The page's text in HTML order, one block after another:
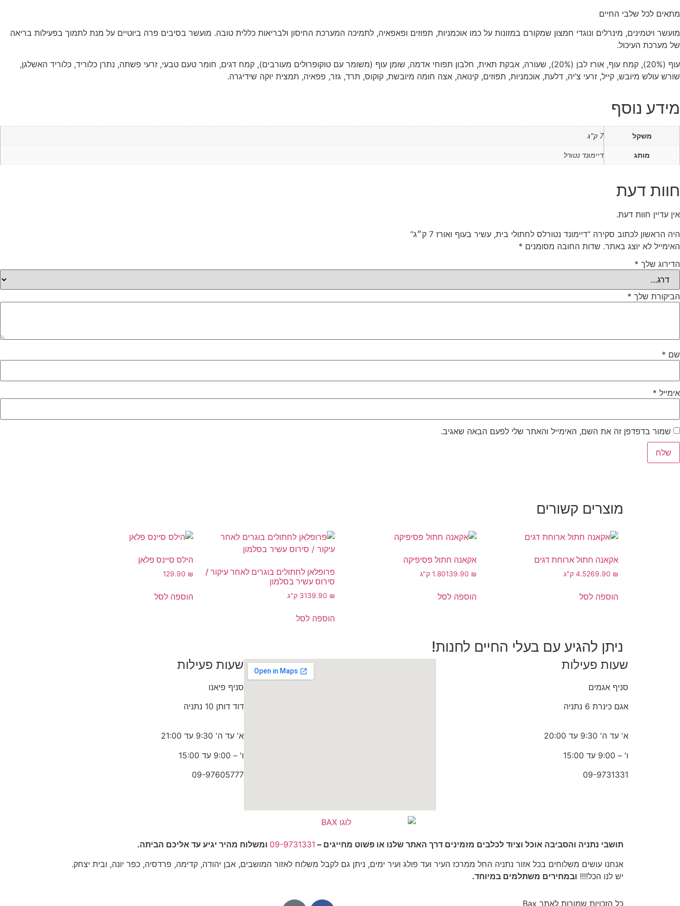
מתאים לכל שלבי החיים
מועשר ויטמינים, מינרלים ונוגדי חמצון שמקורם במזונות על כמו אוכמניות, תפוזים ופאפאיה, לתמיכה המערכת החיסון ולבריאות כללית טובה. מועשר בסיבים פרה ביוטיים על מנת לתמוך בפעילות בריאה
של מערכת העיכול.
עוף (20%), קמח עוף, אורז לבן (20%), שעורה, אבקת תאית, חלבון תפוחי אדמה, שומן עוף (משומר עם טוקופרולים מעורבים), קמח דגים, חומר טעם טבעי, זרעי פשתה, נתרן כלוריד, כלוריד האשלגן,
שורש עולש מיובש, קייל, זרעי צ’יה, דלעת, אוכמניות, תפוזים, קינואה, אצה חומה מיובשת, קוקוס, תרד, גזר, פפאיה, תמצית יוקה שידיגרה.
מידע נוסף
משקל 7 ק"ג
מותג דיימונד נטורל
חוות דעת
אין עדיין חוות דעת.
היה הראשון לכתוב סקירה “דיימונד נטורלס לחתולי בית, עשיר בעוף ואורז 7 ק״ג”
האימייל לא יוצג באתר. שדות החובה מסומנים *
הדירוג שלך *
הביקורת שלך *
שם *
אימייל *
שמור בדפדפן זה את השם, האימייל והאתר שלי לפעם הבאה שאגיב.
מוצרים קשורים
אקאנה חתול ארוחת דגים
269.90 ₪ 4.5 ק"ג
הוספה לסל
אקאנה חתול פסיפיקה
139.90 ₪ 1.80 ק"ג
הוספה לסל
פרופלאן לחתולים בוגרים לאחר עיקור /
סירוס עשיר בסלמון
139.90 ₪ 3 ק"ג
הוספה לסל
הילס סיינס פלאן
129.90 ₪
הוספה לסל
ניתן להגיע עם בעלי החיים לחנות!
שעות פעילות
סניף אגמים
אגם כינרת 6 נתניה
א' עד ה' 9:30 עד 20:00
ו' – 9:00 עד 15:00
09-9731331
שעות פעילות
סניף פיאנו
דוד דותן 10 נתניה
א' עד ה' 9:30 עד 21:00
ו' – 9:00 עד 15:00
09-97605777
תושבי נתניה והסביבה אוכל וציוד לכלבים מזמינים דרך האתר שלנו או פשוט מחייגים – 09-9731331 ומשלוח מהיר יגיע עד אליכם הביתה.
אנחנו עושים משלוחים בכל אזור נתניה החל ממרכז העיר ועד פולג ועיר ימים, ניתן גם לקבל משלוח לאזור המושבים, אבן יהודה, קדימה, פרדסיה, כפר יונה, ובית יצחק.
יש לנו הכל!!!! ובמחירים משתלמים במיוחד.
כל הזכויות שמורות לאתר Bax